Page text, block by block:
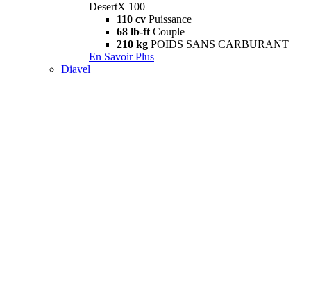
DesertX 100
110 cv Puissance
68 lb-ft Couple
210 kg POIDS SANS CARBURANT
En Savoir Plus
Diavel